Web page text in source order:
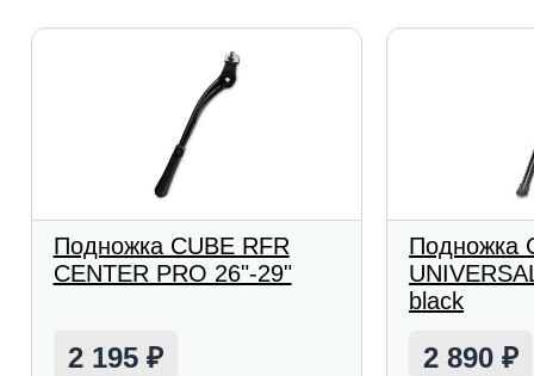
Подножка CUBE RFR
CENTER PRO 26"-29"
2 195 ₽
Подножка
black
2 890₽